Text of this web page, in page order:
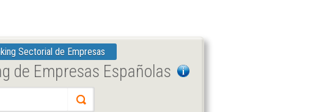
Sectorial de Empresas
de Empresas Españolas